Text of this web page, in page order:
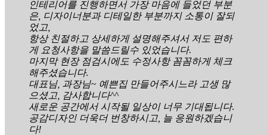
인테리어를 진행하면서 가장 마음에 들었던 부분
은, 디자이너분과 디테일한 부분까지 소통이 잘되
었고,
항상 친절하고 상세하게 설명해주셔서 저도 편하
게 요청사항을 말씀드릴수 있었습니다.
마지막 현장 점검시에도 수정사항 꼼꼼하게 체크
해주셨습니다.
대표님, 과장님~ 예쁜집 만들어주시느라 고생 많
으셨고, 감사합니다^^
새로운 공간에서 시작될 일상이 너무 기대됩니다.
공감디자인 더욱더 번창하시고, 늘 응원하겠습니
다!